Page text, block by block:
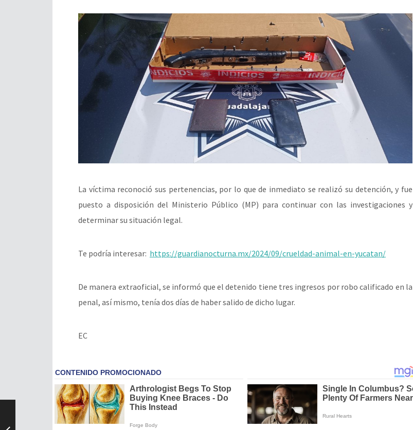
La víctima reconoció sus pertenencias, por lo que de inmediato se realizó su detención, y fue
puesto a disposición del Ministerio Público (MP) para continuar con las investigaciones y
determinar su situación legal.
Te podría interesar: https://guardianocturna.mx/2024/09/crueldad-animal-en-yucatan/
De manera extraoficial, se informó que el detenido tiene tres ingresos por robo calificado en la
penal, así mismo, tenía dos días de haber salido de dicho lugar.
EC